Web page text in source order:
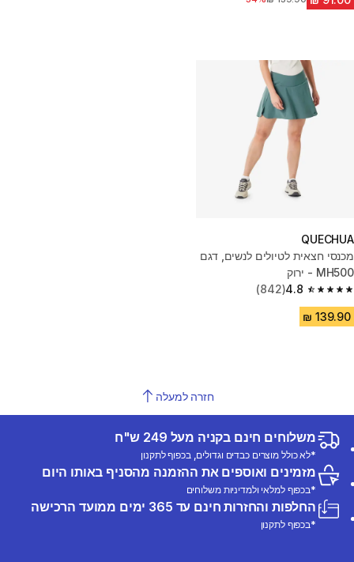
QUECHUA
מכנסי חצאית לטיולים לנשים, דגם
MH500 - ירוק
4.8
4.8 out of 5 stars from 842 reviews
(842)
חזרה למעלה
משלוחים חינם בקניה מעל 249 ש"ח
*לא כולל מוצרים כבדים וגדולים, בכפוף לתקנון
מזמינים ואוספים את ההזמנה מהסניף באותו היום
*בכפוף למלאי ולמדיניות משלוחים
החלפות והחזרות חינם עד 365 ימים ממועד הרכישה
*בכפוף לתקנון